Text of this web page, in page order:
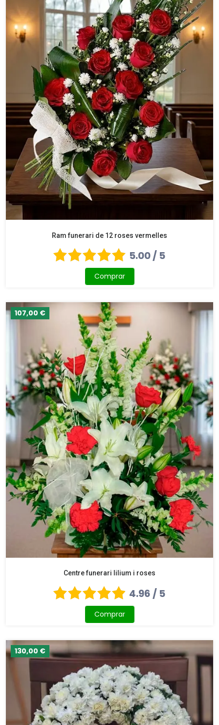
Ram funerari de 12 roses vermelles
5.00 / 5
Comprar
107,00 €
Centre funerari lilium i roses
4.96 / 5
Comprar
130,00 €